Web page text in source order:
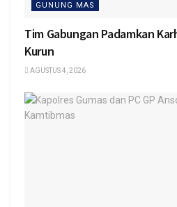
GUNUNG MAS
Tim Gabungan Padamkan
Kurun
AGUSTUS 4, 2026